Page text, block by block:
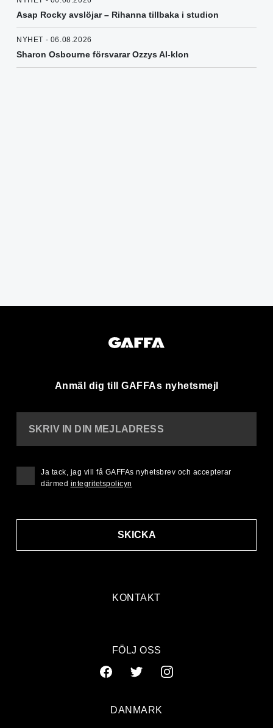
Asap Rocky avslöjar – Rihanna tillbaka i studion
NYHET - 06.08.2026
Sharon Osbourne försvarar Ozzys AI-klon
Anmäl dig till GAFFAs nyhetsmejl
KONTAKT
SKRIV IN DIN MEJLADRESS
SKICKA
Ja tack, jag vill få GAFFAs nyhetsbrev och accepterar
därmed integritetspolicyn
FÖLJ OSS
DANMARK